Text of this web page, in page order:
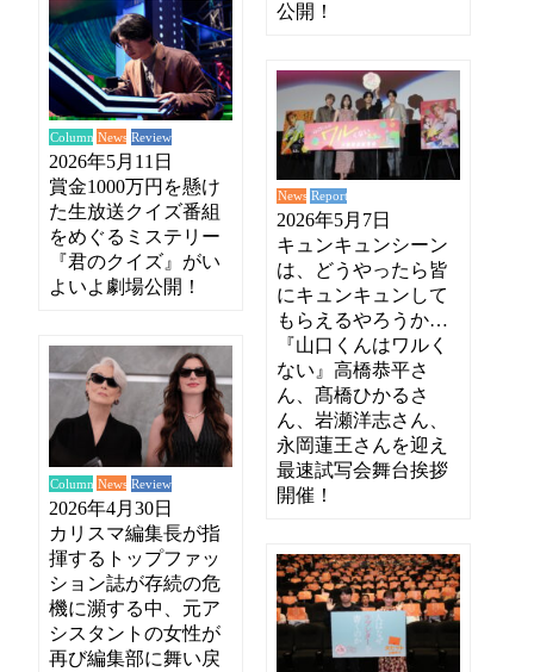
公開！
Column News Review
2026年5月11日
賞金1000万円を懸け
た生放送クイズ番組
をめぐるミステリー
『君のクイズ』がい
よいよ劇場公開！
News Report
2026年5月7日
キュンキュンシーン
は、どうやったら皆
にキュンキュンして
もらえるやろうか…
『山口くんはワルく
ない』高橋恭平さ
ん、髙橋ひかるさ
ん、岩瀬洋志さん、
永岡蓮王さんを迎え
最速試写会舞台挨拶
開催！
Column News Review
2026年4月30日
カリスマ編集長が指
揮するトップファッ
ション誌が存続の危
機に瀕する中、元ア
シスタントの女性が
再び編集部に舞い戻